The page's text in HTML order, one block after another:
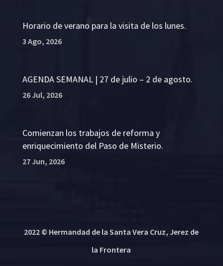
Horario de verano para la visita de los lunes.
3 Ago, 2026
AGENDA SEMANAL | 27 de julio – 2 de agosto.
26 Jul, 2026
Comienzan los trabajos de reforma y
enriquecimiento del Paso de Misterio.
27 Jun, 2026
2022 © Hermandad de la Santa Vera Cruz, Jerez de
la Frontera